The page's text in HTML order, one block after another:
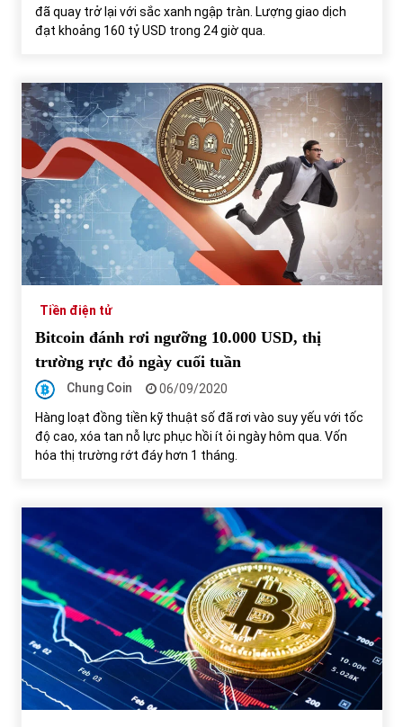
đã quay trở lại với sắc xanh ngập tràn. Lượng giao dịch
đạt khoảng 160 tỷ USD trong 24 giờ qua.
Tiền điện tử
Bitcoin đánh rơi ngưỡng 10.000 USD, thị
trường rực đỏ ngày cuối tuần
Chung Coin
06/09/2020
Hàng loạt đồng tiền kỹ thuật số đã rơi vào suy yếu với tốc
độ cao, xóa tan nỗ lực phục hồi ít ỏi ngày hôm qua. Vốn
hóa thị trường rớt đáy hơn 1 tháng.